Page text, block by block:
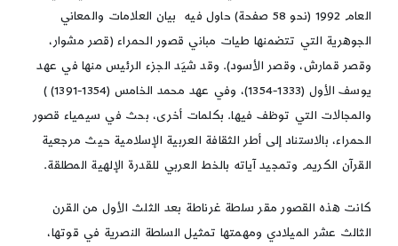
العام 1992 (نحو 58 صفحة) حاول فيه بيان العلامات والمعاني
الجوهرية التي تتضمنها طيات مباني قصور الحمراء (قصر مشوار،
وقصر قمارش، وقصر الأسود). وقد شيَد الجزء الرئيس منها في عهد
يوسف الأول (1333-1354)، وفي عهد محمد الخامس (1354-1391) )
والمجالات التي توظف فيها. بكلمات أخرى، بحث في سيمياء قصور
الحمراء، بالاستناد إلى أطر الثقافة العربية الإسلامية حيث مرجعية
القرآن الكريم وتمجيد آياته بالخط العربي للقدرة الإلهية المطلقة.
كانت هذه القصور مقر سلطة غرناطة بعد الثلث الأول من القرن
الثالث عشر الميلادي ومهمتها تمثيل السلطة النصرية في قوتها،